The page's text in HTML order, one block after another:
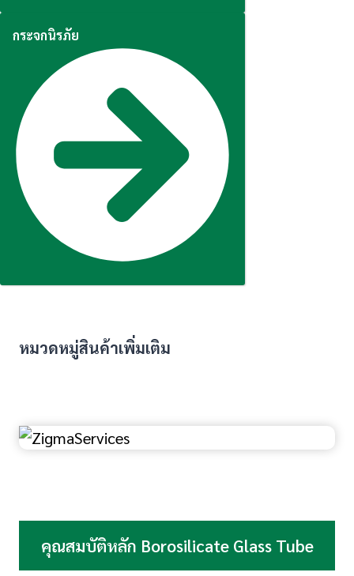
กระจกนิรภัย
หมวดหมู่สินค้าเพิ่มเติม
คุณสมบัติหลัก Borosilicate Glass Tube